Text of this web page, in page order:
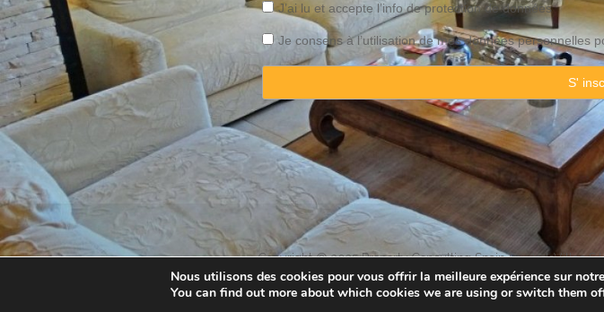
J’ai lu et accepte l’info deprotectionde données
Je consens à l’utilisation de mes données personnelles
Copyright © 2025 Property Consulting Spain By JadeVillas
Nous utilisons des cookies pour vous offrir la meilleure expérience sur
You can find out more about which cookies we are using or switch them